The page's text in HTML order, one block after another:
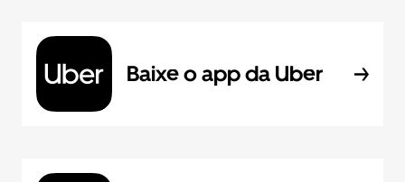
Baixe o app da Uber